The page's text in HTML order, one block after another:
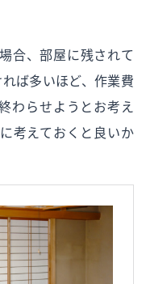
合、部屋に残されて
れば多いほど、作業費
わらせようとお考え
考えておくと良いか